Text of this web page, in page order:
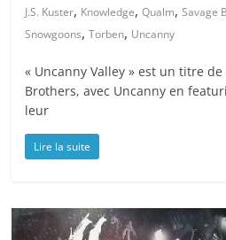
J.S. Kuster, Knowledge,Qualm,Savage
Snowgoons,Torben, Uncanny
« Uncanny Valley » est un titre de
Brothers, avec Uncanny en
leur
Lire la suite